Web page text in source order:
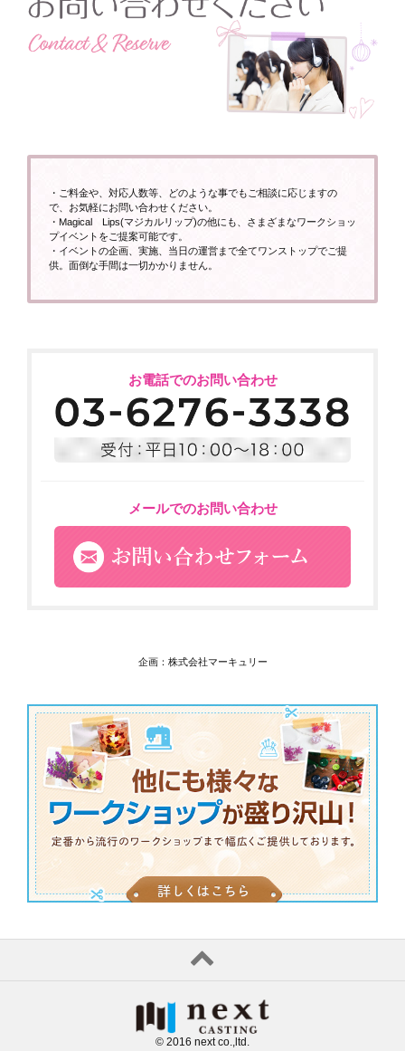
・ご料金や、対応人数等、どのような事でもご相談に応じますの
で、お気軽にお問い合わせください。
・Magical Lips(マジカルリップ)の他にも、さまざまなワークショッ
プイベントをご提案可能です。
・イベントの企画、実施、当日の運営まで全てワンストップでご提
供。面倒な手間は一切かかりません。
お電話でのお問い合わせ
メールでのお問い合わせ
企画：株式会社マーキュリー
© 2016 next co.,ltd.